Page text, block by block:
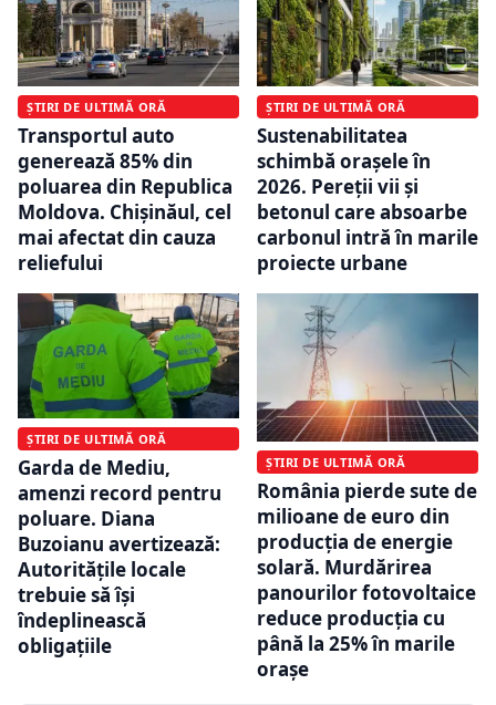
ȘTIRI DE ULTIMĂ ORĂ
Transportul auto
generează 85% din
poluarea din Republica
Moldova. Chișinăul, cel
mai afectat din cauza
reliefului
ȘTIRI DE ULTIMĂ ORĂ
Sustenabilitatea
schimbă orașele în
2026. Pereții vii și
betonul care absoarbe
carbonul intră în marile
proiecte urbane
ȘTIRI DE ULTIMĂ ORĂ
Garda de Mediu,
amenzi record pentru
poluare. Diana
Buzoianu avertizează:
Autoritățile locale
trebuie să își
îndeplinească
obligațiile
ȘTIRI DE ULTIMĂ ORĂ
România pierde sute de
milioane de euro din
producția de energie
solară. Murdărirea
panourilor fotovoltaice
reduce producția cu
până la 25% în marile
orașe